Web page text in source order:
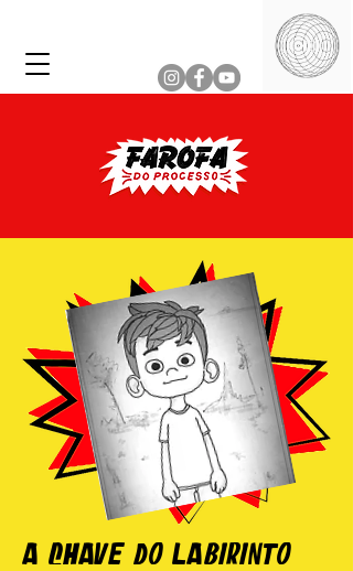
A CHAVE DO LABIRINTO